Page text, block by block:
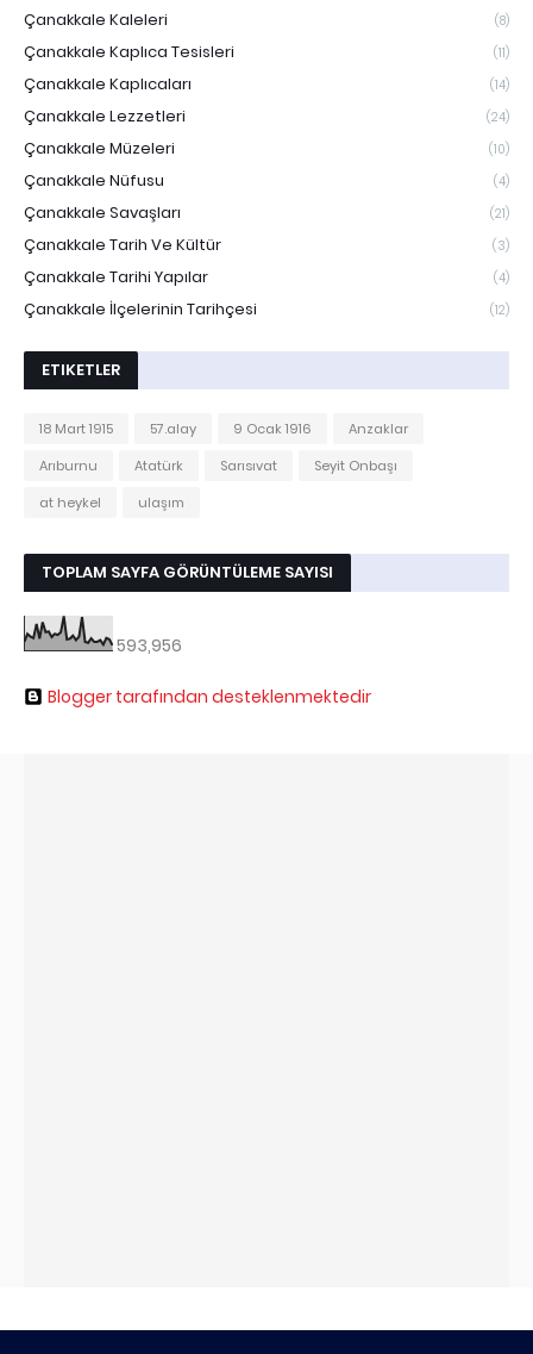
Çanakkale Kaleleri (8)
Çanakkale Kaplıca Tesisleri (11)
Çanakkale Kaplıcaları (14)
Çanakkale Lezzetleri (24)
Çanakkale Müzeleri (10)
Çanakkale Nüfusu (4)
Çanakkale Savaşları (21)
Çanakkale Tarih Ve Kültür (3)
Çanakkale Tarihi Yapılar (4)
Çanakkale İlçelerinin Tarihçesi (12)
ETIKETLER
18 Mart 1915 57.alay 9 Ocak 1916
Anzaklar
Arıburnu
Atatürk Sarısıvat
Seyit Onbaşı
at heykel
ulaşım
TOPLAM SAYFA GÖRÜNTÜLEME SAYISI
593,956
Blogger tarafından desteklenmektedir